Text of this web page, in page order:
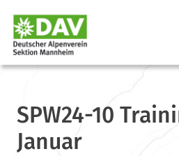
SPW24-10
Januar